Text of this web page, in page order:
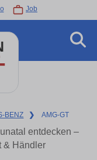
Job
BENZ ❯ AMG-GT
entdecken –
& Händler